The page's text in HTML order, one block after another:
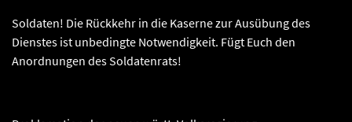
Soldaten! Die Rückkehr in die Kaserne zur Ausübung des
Dienstes ist unbedingte Notwendigkeit. Fügt Euch den
Anordnungen des Soldatenrats!